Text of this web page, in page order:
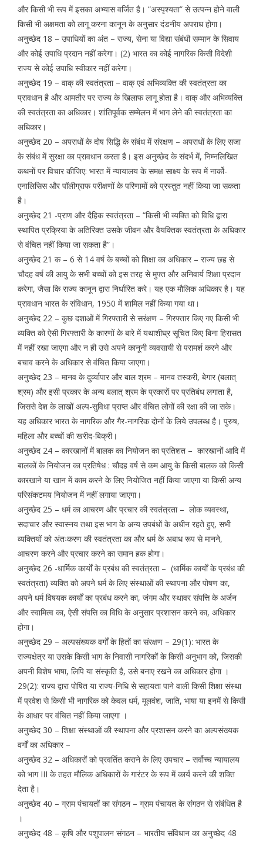
और किसी भी रूप में इसका अभ्यास वर्जित है। “अस्पृश्यता” से उत्पन्न होने वाली
किसी भी अक्षमता को लागू करना कानून के अनुसार दंडनीय अपराध होगा।
अनुच्छेद 18 – उपाधियों का अंत – राज्य, सेना या विद्या संबंधी सम्मान के सिवाय
और कोई उपाधि प्रदान नहीं करेगा। (2) भारत का कोई नागरिक किसी विदेशी
राज्य से कोई उपाधि स्वीकार नहीं करेगा।
अनुच्छेद 19 – वाक् की स्वतंत्रता – वाक् एवं अभिव्यक्ति की स्वतंत्रता का
प्रावधान है और आमतौर पर राज्य के खिलाफ लागू होता है। वाक् और अभिव्यक्ति
की स्वतंत्रता का अधिकार। शांतिपूर्वक सम्मेलन में भाग लेने की स्वतंत्रता का
अधिकार।
अनुच्छेद 20 – अपराधों के दोष सिद्धि के संबंध में संरक्षण – अपराधों के लिए सजा
के संबंध में सुरक्षा का प्रावधान करता है। इस अनुच्छेद के संदर्भ में, निम्नलिखित
कथनों पर विचार कीजिए: भारत में न्यायालय के समक्ष साक्ष्य के रूप में नार्को-
एनालिसिस और पॉलीग्राफ परीक्षणों के परिणामों को प्रस्तुत नहीं किया जा सकता
है।
अनुच्छेद 21 -प्राण और दैहिक स्वतंत्रता – “किसी भी व्यक्ति को विधि द्वारा
स्थापित प्रक्रिया के अतिरिक्त उसके जीवन और वैयक्तिक स्वतंत्रता के अधिकार
से वंचित नहीं किया जा सकता है”।
अनुच्छेद 21 क – 6 से 14 वर्ष के बच्चों को शिक्षा का अधिकार – राज्य छह से
चौदह वर्ष की आयु के सभी बच्चों को इस तरह से मुफ्त और अनिवार्य शिक्षा प्रदान
करेगा, जैसा कि राज्य कानून द्वारा निर्धारित करे। यह एक मौलिक अधिकार है। यह
प्रावधान भारत के संविधान, 1950 में शामिल नहीं किया गया था।
अनुच्छेद 22 – कुछ दशाओं में गिरफ्तारी से सरंक्षण – गिरफ्तार किए गए किसी भी
व्यक्ति को ऐसी गिरफ्तारी के कारणों के बारे में यथाशीघ्र सूचित किए बिना हिरासत
में नहीं रखा जाएगा और न ही उसे अपने कानूनी व्यवसायी से परामर्श करने और
बचाव करने के अधिकार से वंचित किया जाएगा।
अनुच्छेद 23 – मानव के दुर्व्यापार और बाल श्रम – मानव तस्करी, बेगार (बलात्
श्रम) और इसी प्रकार के अन्य बलात् श्रम के प्रकारों पर प्रतिबंध लगाता है,
जिससे देश के लाखों अल्प-सुविधा प्राप्त और वंचित लोगों की रक्षा की जा सके।
यह अधिकार भारत के नागरिक और गैर-नागरिक दोनों के लिये उपलब्ध है। पुरुष,
महिला और बच्चों की खरीद-बिक्री।
अनुच्छेद 24 – कारखानों में बालक का नियोजन का प्रतिशत – कारखानों आदि में
बालकों के नियोजन का प्रतिषेध : चौदह वर्ष से कम आयु के किसी बालक को किसी
कारखाने या खान में काम करने के लिए नियोजित नहीं किया जाएगा या किसी अन्य
परिसंकटमय नियोजन में नहीं लगाया जाएगा।
अनुच्छेद 25 – धर्म का आचरण और प्रचार की स्वतंत्रता – लोक व्यवस्था,
सदाचार और स्वास्नय तथा इस भाग के अन्य उपबंधों के अधीन रहते हुए, सभी
व्यक्तियों को अंतःकरण की स्वतंत्रता का और धर्म के अबाध रूप से मानने,
आचरण करने और प्रचार करने का समान हक होगा।
अनुच्छेद 26 -धार्मिक कार्यों के प्रबंध की स्वतंत्रता – (धार्मिक कार्यों के प्रबंध की
स्वतंत्रता) व्यक्ति को अपने धर्म के लिए संस्थाओं की स्थापना और पोषण का,
अपने धर्म विषयक कार्यों का प्रबंध करने का, जंगम और स्थावर संपत्ति के अर्जन
और स्वामित्व का, ऐसी संपत्ति का विधि के अनुसार प्रशासन करने का, अधिकार
होगा।
अनुच्छेद 29 – अल्पसंख्यक वर्गों के हितों का संरक्षण – 29(1): भारत के
राज्यक्षेत्र या उसके किसी भाग के निवासी नागरिकों के किसी अनुभाग को, जिसकी
अपनी विशेष भाषा, लिपि या संस्कृति है, उसे बनाए रखने का अधिकार होगा ।
29(2): राज्य द्वारा पोषित या राज्य-निधि से सहायता पाने वाली किसी शिक्षा संस्था
में प्रवेश से किसी भी नागरिक को केवल धर्म, मूलवंश, जाति, भाषा या इनमें से किसी
के आधार पर वंचित नहीं किया जाएगा ।
अनुच्छेद 30 – शिक्षा संस्थाओं की स्थापना और प्रशासन करने का अल्पसंख्यक
वर्गों का अधिकार –
अनुच्छेद 32 – अधिकारों को प्रवर्तित कराने के लिए उपचार – सर्वोच्च न्यायालय
को भाग III के तहत मौलिक अधिकारों के गारंटर के रूप में कार्य करने की शक्ति
देता है।
अनुच्छेद 40 – ग्राम पंचायतों का संगठन – ग्राम पंचायत के संगठन से संबंधित है
।
अनुच्छेद 48 – कृषि और पशुपालन संगठन – भारतीय संविधान का अनुच्छेद 48